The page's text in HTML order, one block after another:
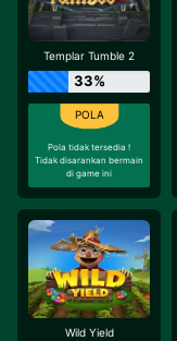
Templar Tumble 2
33%
Pola tidak tersedia !
Tidak disarankan bermain
di game ini
Wild Yield